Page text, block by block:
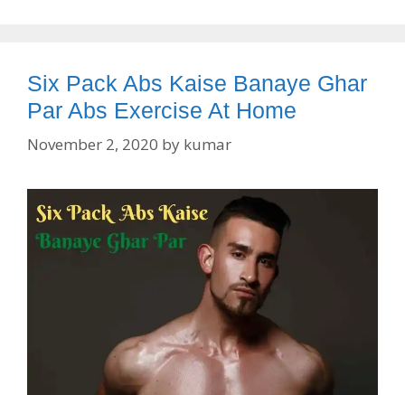
Six Pack Abs Kaise Banaye Ghar
Par Abs Exercise At Home
November 2, 2020 by kumar